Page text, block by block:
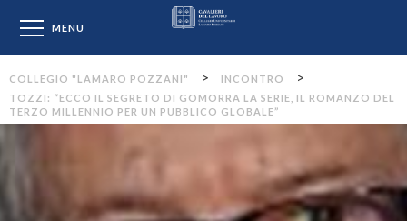
MENU
COLLEGIO "LAMARO POZZANI" > INCONTRO >
TOZZI: “ECCO IL SEGRETO DI GOMORRA LA SERIE, IL ROMANZO DEL
TERZO MILLENNIO PER UN PUBBLICO GLOBALE”